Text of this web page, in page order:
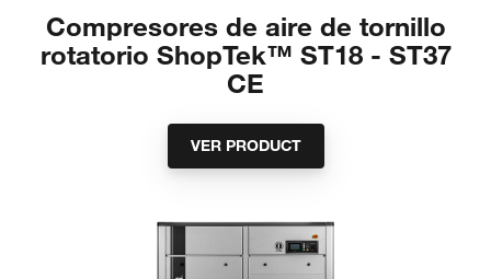
Compresores de aire de tornillo
rotatorio ShopTek™ ST18 - ST37
CE
VER PRODUCT